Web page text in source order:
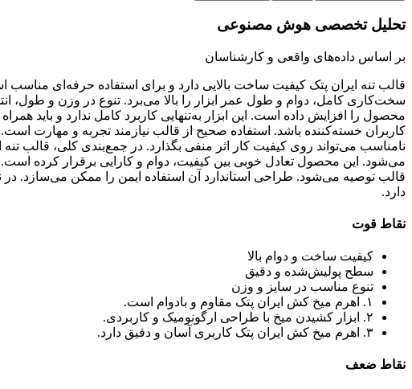
تحلیل تخصصی هوش مصنوعی
بر اساس داده‌های واقعی و کارشناسان
قالب تنه ایران پتک کیفیت ساخت بالایی دارد و برای استفاده حرفه‌ای
سخت‌کاری کامل، دوام و طول عمر ابزار را بالا می‌برد. تنوع در وزن و طول،
محصول را افزایش داده است. این ابزار به‌تنهایی کاربرد کامل ندارد و
کاربران خسته‌کننده باشد. استفاده صحیح از قالب نیازمند تجربه و مهارت
نامناسب می‌تواند روی کیفیت کار اثر منفی بگذارد. در جمع‌بندی کلی،
می‌شود. این محصول تعادل خوبی بین کیفیت، دوام و کارایی برقرار کرده است.
قالب توصیه می‌شود. طراحی استاندارد آن استفاده ایمن را ممکن می‌سازد.
دارد.
نقاط قوت
کیفیت ساخت و دوام بالا
سطح پولیش‌شده و دقیق
تنوع مناسب در سایز و وزن
۱. اهرم میخ کش ایران پتک مقاوم و بادوام است.
۲. ابزار کشیدن میخ با طراحی ارگونومیک و کاربردی.
۳. اهرم میخ کش ایران پتک کاربری آسان و دقیق دارد.
نقاط ضعف